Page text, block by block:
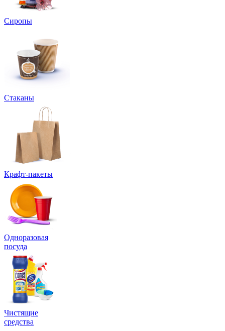
Сиропы
Стаканы
Крафт-пакеты
Одноразовая
посуда
Чистящие
средства